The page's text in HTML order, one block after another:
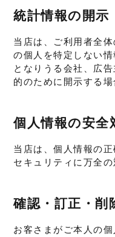
統計情報の開示
当店は、ご利用者全
の個人を特定しない
となりうる会社、広
的のために開示する場
個人情報の安全
当店は、個人情報の
セキュリティに万全の
確認・訂正・削
お客さまがご本人の